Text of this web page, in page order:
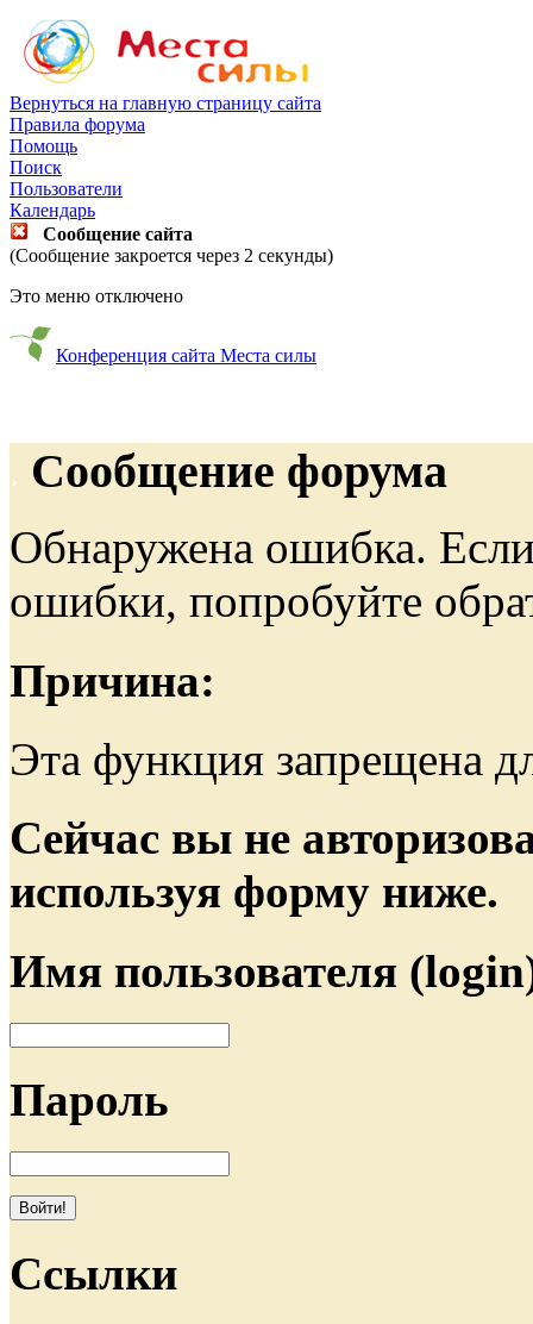
Вернуться на главную страницу сайта
Правила форума
Помощь
Поиск
Пользователи
Календарь
Сообщение сайта
(Сообщение закроется через 2 секунды)
Это меню отключено
Конференция сайта Места силы
Сообщение форума
Обнаружена ошибка.
ошибки, попробуйте
Причина:
Эта функция запрещена
Сейчас вы не
используя форму ниже.
Имя пользователя
Пароль
Ссылки